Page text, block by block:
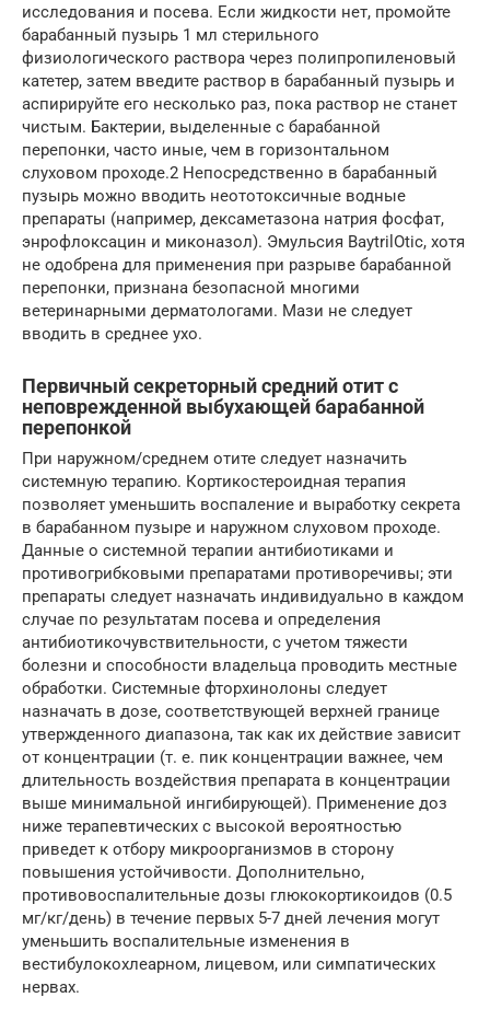
исследования и посева. Если жидкости нет, промойте
барабанный пузырь 1 мл стерильного
физиологического раствора через полипропиленовый
катетер, затем введите раствор в барабанный пузырь и
аспирируйте его несколько раз, пока раствор не станет
чистым. Бактерии, выделенные с барабанной
перепонки, часто иные, чем в горизонтальном
слуховом проходе.2 Непосредственно в барабанный
пузырь можно вводить неототоксичные водные
препараты (например, дексаметазона натрия фосфат,
энрофлоксацин и миконазол). Эмульсия BaytrilOtic, хотя
не одобрена для применения при разрыве барабанной
перепонки, признана безопасной многими
ветеринарными дерматологами. Мази не следует
вводить в среднее ухо.
Первичный секреторный средний отит с
неповрежденной выбухающей барабанной
перепонкой
При наружном/среднем отите следует назначить
системную терапию. Кортикостероидная терапия
позволяет уменьшить воспаление и выработку секрета
в барабанном пузыре и наружном слуховом проходе.
Данные о системной терапии антибиотиками и
противогрибковыми препаратами противоречивы; эти
препараты следует назначать индивидуально в каждом
случае по результатам посева и определения
антибиотикочувствительности, с учетом тяжести
болезни и способности владельца проводить местные
обработки. Системные фторхинолоны следует
назначать в дозе, соответствующей верхней границе
утвержденного диапазона, так как их действие зависит
от концентрации (т. е. пик концентрации важнее, чем
длительность воздействия препарата в концентрации
выше минимальной ингибирующей). Применение доз
ниже терапевтических с высокой вероятностью
приведет к отбору микроорганизмов в сторону
повышения устойчивости. Дополнительно,
противовоспалительные дозы глюкокортикоидов (0.5
мг/кг/день) в течение первых 5-7 дней лечения могут
уменьшить воспалительные изменения в
вестибулокохлеарном, лицевом, или симпатических
нервах.